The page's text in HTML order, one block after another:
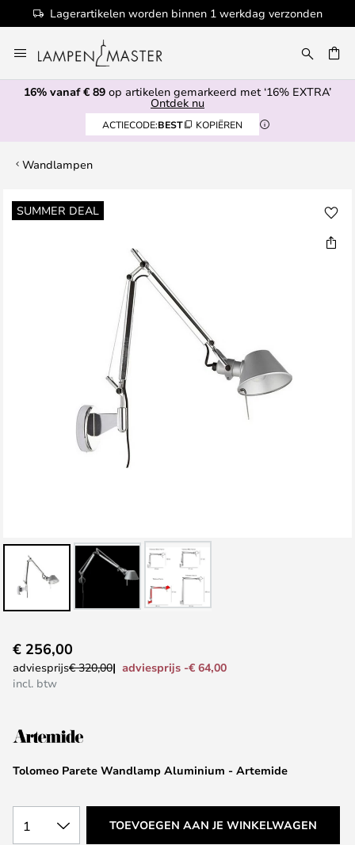
Lagerartikelen worden binnen 1 werkdag verzonden
naar
de
inhoud
16% vanaf € 89 op artikelen gemarkeerd met ‘16% EXTRA’
Ontdek nu
ACTIECODE:BEST KOPIËREN
Wandlampen
SUMMER DEAL
Ga
naar
naar
het
de
gallerij
Tolomeo Parete Wandlamp Aluminium - Artemide
€ 256,00
adviesprijs€ 320,00
adviesprijs -€ 64,00
incl. btw
1 TOEVOEGEN AAN JE WINKELWAGEN